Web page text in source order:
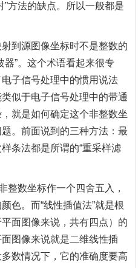
”方法的缺点。所以一般都是
到源图像坐标时不是整数的
器”。这个术语看起来很专
子信号处理中的惯用说法
似于电子信号处理中的带通
就是如何确定这个非整数坐
。前面说到的三种方法：最
条法都是所谓的“重采样滤
整数坐标作一个四舍五入，
色。而“线性插值法”就是根
面图像来说，共有四点）的
图像来说就是二维线性插
数情况下，它的准确度要高